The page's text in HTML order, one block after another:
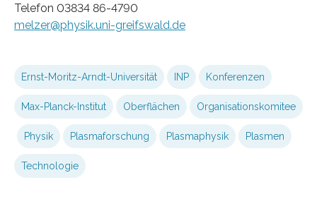
Telefon 03834 86-4790
melzer@physik.uni-greifswald.de
Ernst-Moritz-Arndt-Universität INP Konferenzen
Max-Planck-Institut Oberflächen Organisationskomitee
Physik Plasmaforschung Plasmaphysik Plasmen
Technologie